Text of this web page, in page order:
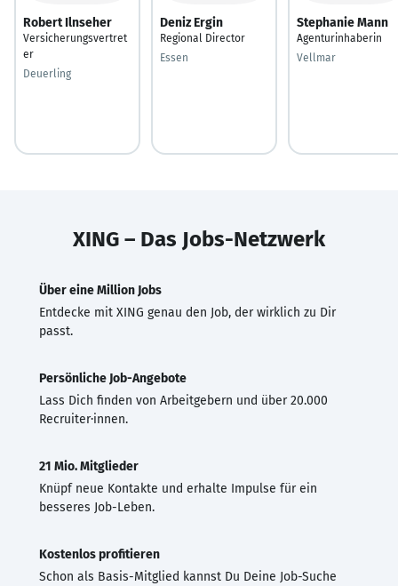
Robert Ilnseher
Versicherungsvertret
er
Deuerling
Deniz Ergin
Regional Director
Essen
Stephanie Mann
Agenturinhaberin
Vellmar
XING – Das Jobs-Netzwerk
Über eine Million Jobs
Entdecke mit XING genau den Job, der wirklich zu Dir
passt.
Persönliche Job-Angebote
Lass Dich finden von Arbeitgebern und über 20.000
Recruiter·innen.
21 Mio. Mitglieder
Knüpf neue Kontakte und erhalte Impulse für ein
besseres Job-Leben.
Kostenlos profitieren
Schon als Basis-Mitglied kannst Du Deine Job-Suche